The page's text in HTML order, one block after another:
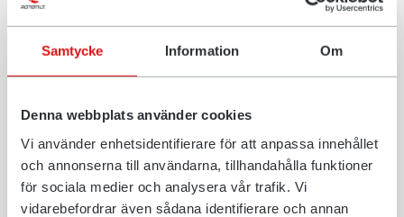
Samtycke Information Om
Denna webbplats använder cookies
Vi använder enhetsidentifierare för att anpassa innehållet
och annonserna till användarna, tillhandahålla funktioner
för sociala medier och analysera vår trafik. Vi
vidarebefordrar även sådana identifierare och annan
Vi förbehåller oss rätten att ändra specifikationer eller
konstruktioner utan föregående meddelande, samt reserverar
oss för ev. faktafel. Variationer i produktprogram och
utrustningsstandard kan förekomma från marknad till marknad.
För mer information kring aktuella produktspecifikationer, lokala
anpassningar och specialutrustning, kontakta närmaste
säljkontor.